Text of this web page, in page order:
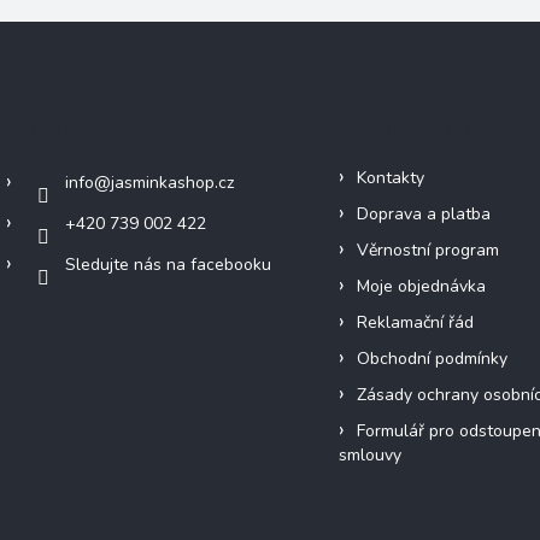
info@jasminkashop.cz
+420 739 002 422
Sledujte nás na facebooku
Kontakty
Doprava a platba
Věrnostní program
Moje objednávka
Reklamační řád
Obchodní podmínky
Zásady ochrany
Formulář pro
smlouvy